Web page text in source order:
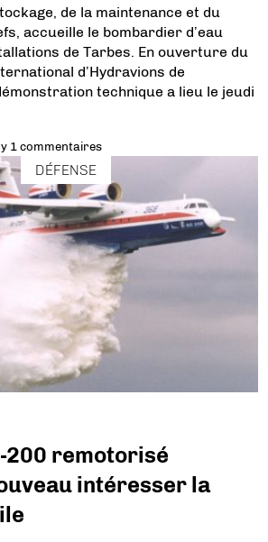
de la maintenance et du
accueille le bombardier d’eau
de Tarbes. En ouverture du
d’Hydravions de
technique a lieu le jeudi
1 commentaires
DÉFENSE
200 remotorisé
intéresser la